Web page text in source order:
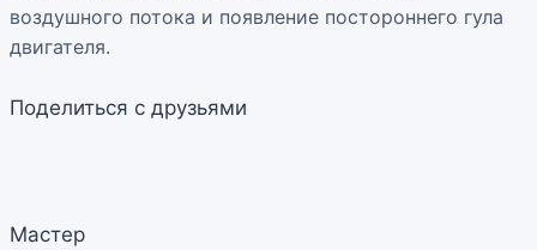
воздушного потока и появление постороннего гула
двигателя.
Поделиться с друзьями
Мастер